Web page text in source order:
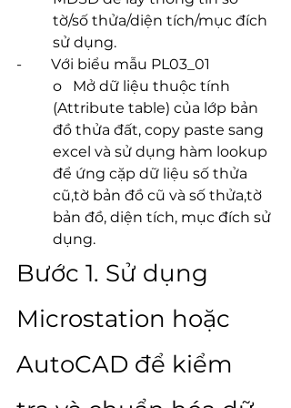
tờ/số thửa/diện tích/mục đích
sử dụng.
-        Với biểu mẫu PL03_01
o   Mở dữ liệu thuộc tính
(Attribute table) của lớp bản
đồ thửa đất, copy paste sang
excel và sử dụng hàm lookup
để ứng cặp dữ liệu số thửa
cũ,tờ bản đồ cũ và số thửa,tờ
bản đồ, diện tích, mục đích sử
dụng.
Bước 1. Sử dụng
Microstation hoặc
AutoCAD để kiểm